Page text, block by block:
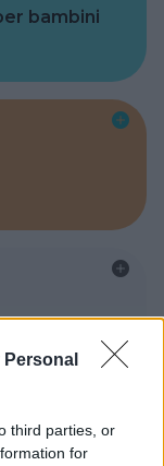
third parties, or
for
bambini